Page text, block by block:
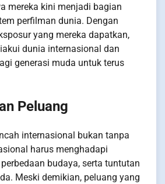
mereka kini menjadi bagian
perfilman dunia. Dengan
yang mereka dapatkan,
dunia internasional dan
generasi muda untuk terus
Peluang
internasional bukan tanpa
harus menghadapi
budaya, serta tuntutan
Meski demikian, peluang yang